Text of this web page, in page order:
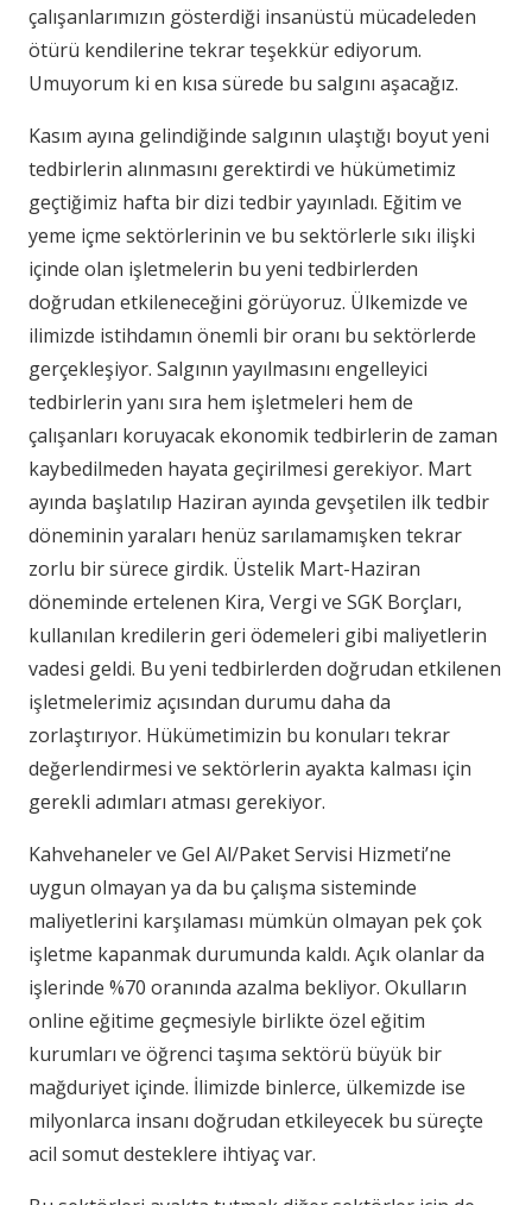
çalışanlarımızın gösterdiği insanüstü mücadeleden
ötürü kendilerine tekrar teşekkür ediyorum.
Umuyorum ki en kısa sürede bu salgını aşacağız.
Kasım ayına gelindiğinde salgının ulaştığı boyut yeni
tedbirlerin alınmasını gerektirdi ve hükümetimiz
geçtiğimiz hafta bir dizi tedbir yayınladı. Eğitim ve
yeme içme sektörlerinin ve bu sektörlerle sıkı ilişki
içinde olan işletmelerin bu yeni tedbirlerden
doğrudan etkileneceğini görüyoruz. Ülkemizde ve
ilimizde istihdamın önemli bir oranı bu sektörlerde
gerçekleşiyor. Salgının yayılmasını engelleyici
tedbirlerin yanı sıra hem işletmeleri hem de
çalışanları koruyacak ekonomik tedbirlerin de zaman
kaybedilmeden hayata geçirilmesi gerekiyor. Mart
ayında başlatılıp Haziran ayında gevşetilen ilk tedbir
döneminin yaraları henüz sarılamamışken tekrar
zorlu bir sürece girdik. Üstelik Mart-Haziran
döneminde ertelenen Kira, Vergi ve SGK Borçları,
kullanılan kredilerin geri ödemeleri gibi maliyetlerin
vadesi geldi. Bu yeni tedbirlerden doğrudan etkilenen
işletmelerimiz açısından durumu daha da
zorlaştırıyor. Hükümetimizin bu konuları tekrar
değerlendirmesi ve sektörlerin ayakta kalması için
gerekli adımları atması gerekiyor.
Kahvehaneler ve Gel Al/Paket Servisi Hizmeti’ne
uygun olmayan ya da bu çalışma sisteminde
maliyetlerini karşılaması mümkün olmayan pek çok
işletme kapanmak durumunda kaldı. Açık olanlar da
işlerinde %70 oranında azalma bekliyor. Okulların
online eğitime geçmesiyle birlikte özel eğitim
kurumları ve öğrenci taşıma sektörü büyük bir
mağduriyet içinde. İlimizde binlerce, ülkemizde ise
milyonlarca insanı doğrudan etkileyecek bu süreçte
acil somut desteklere ihtiyaç var.